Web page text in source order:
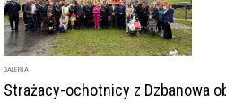
GALERIA
Strażacy-ochotnicy z Dzbanowa